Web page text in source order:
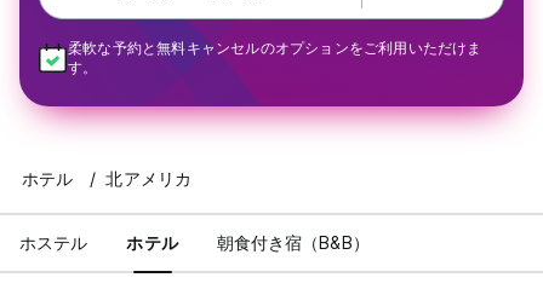
柔軟な予約と無料キャンセルのオプションをご利用いただけま
す。
ホテル 北アメリカ
ホステル ホテル 朝食付き宿（B&B）